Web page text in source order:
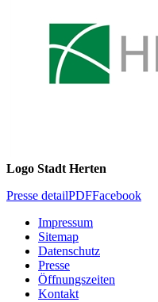
Logo Stadt Herten
Presse detailPDFFacebook
Impressum
Sitemap
Datenschutz
Presse
Öffnungszeiten
Kontakt